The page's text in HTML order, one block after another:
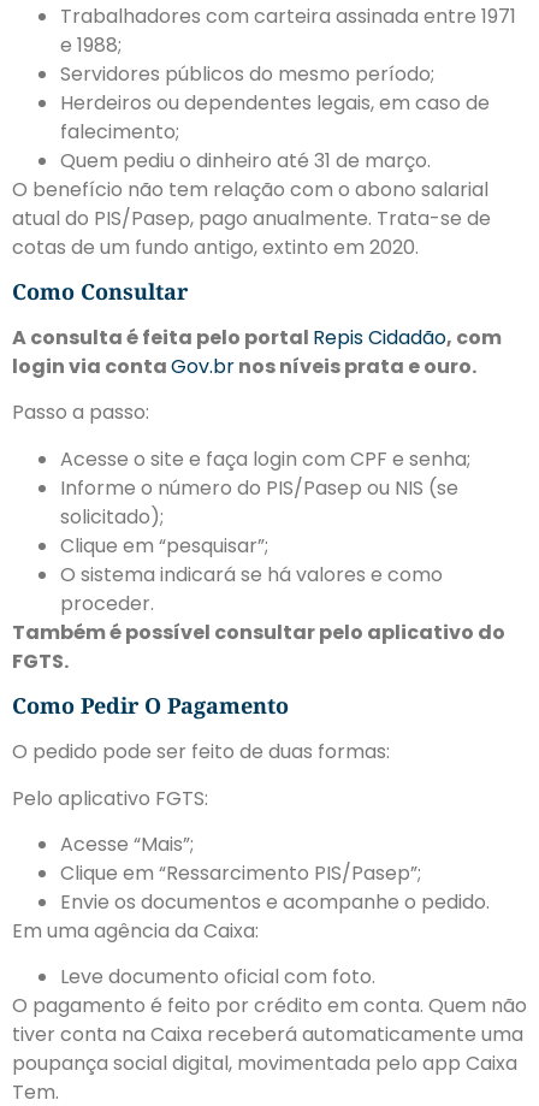
Trabalhadores com carteira assinada entre 1971
e 1988;
Servidores públicos do mesmo período;
Herdeiros ou dependentes legais, em caso de
falecimento;
Quem pediu o dinheiro até 31 de março.
O benefício não tem relação com o abono salarial
atual do PIS/Pasep, pago anualmente. Trata-se de
cotas de um fundo antigo, extinto em 2020.
Como Consultar
A consulta é feita pelo portal Repis Cidadão, com
login via contaGov.brnos níveis prata e ouro.
Passo a passo:
Acesse o site e faça login com CPF e senha;
Informe o número do PIS/Pasep ou NIS (se
solicitado);
Clique em “pesquisar”;
O sistema indicará se há valores e como
proceder.
Também é possível consultar pelo aplicativo do
FGTS.
Como Pedir O Pagamento
O pedido pode ser feito de duas formas:
Pelo aplicativo FGTS:
Acesse “Mais”;
Clique em “Ressarcimento PIS/Pasep”;
Envie os documentos e acompanhe o pedido.
Em uma agência da Caixa:
Leve documento oficial com foto.
O pagamento é feito por crédito em conta. Quem não
tiver conta na Caixa receberá automaticamente uma
poupança social digital, movimentada pelo app Caixa
Tem.